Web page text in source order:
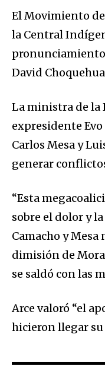
Join our
of the
To subscribe, simply
the subscribe button
won't spam your
El Movimiento
la Central
David
La ministra de la
expresidente
Carlos Mesa y
generar
“Esta
sobre el dolor y
Camacho y
dimisión de
se saldó con las
Arce valoró “el
hicieron llegar